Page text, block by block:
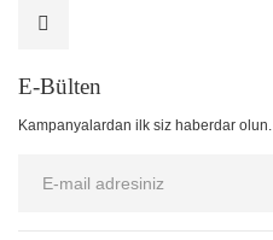
E-Bülten
Kampanyalardan ilk siz haberdar olun.